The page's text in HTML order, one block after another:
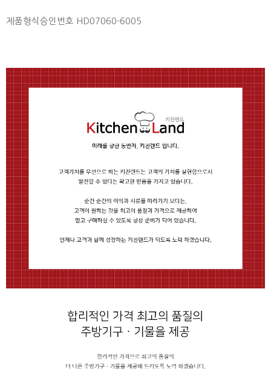
제품형식승인번호 HD07060-6005